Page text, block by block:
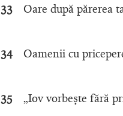
33 Oare după părerea
34 Oamenii cu
35 „Iov vorbeşte fără